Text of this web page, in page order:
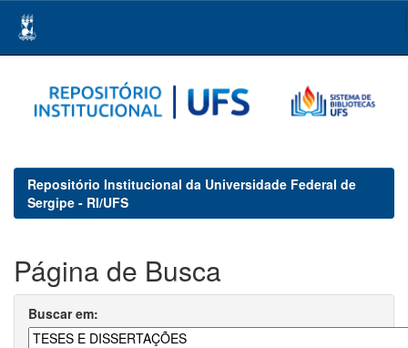
navigation
Repositório Institucional da Universidade Federal de
Sergipe - RI/UFS
Página de Busca
Buscar em: